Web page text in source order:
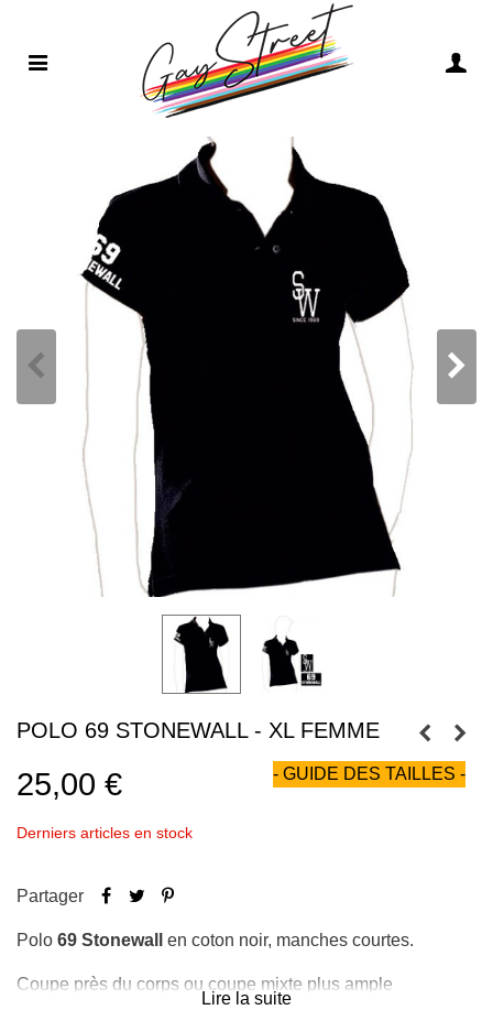
POLO 69 STONEWALL - XL FEMME
25,00 € - GUIDE DES TAILLES -
Derniers articles en stock
Partager
Polo 69 Stonewall en coton noir, manches courtes.
Coupe près du corps ou coupe mixte plus ample
Lire la suite